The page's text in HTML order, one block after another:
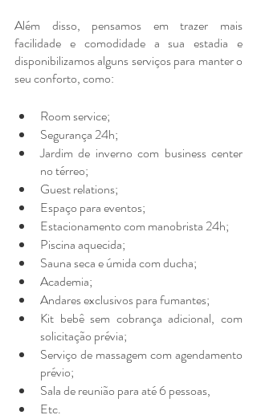
Além disso, pensamos em trazer mais
facilidade e comodidade a sua estadia e
disponibilizamos alguns serviços para manter o
seu conforto, como:
Room service;
Segurança 24h;
Jardim de inverno com business center
no térreo;
Guest relations;
Espaço para eventos;
Estacionamento com manobrista 24h;
Piscina aquecida;
Sauna seca e úmida com ducha;
Academia;
Andares exclusivos para fumantes;
Kit bebê sem cobrança adicional, com
solicitação prévia;
Serviço de massagem com agendamento
prévio;
Sala de reunião para até 6 pessoas,
Etc.